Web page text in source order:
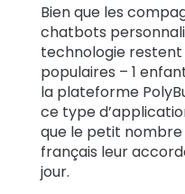
Bien que les
chatbots
technologie
populaires – 1
la plateforme
ce type
que le petit
français leur
jour.